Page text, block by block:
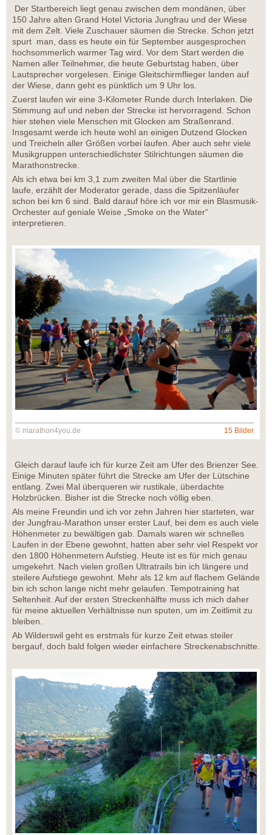
Der Startbereich liegt genau zwischen dem mondänen, über
150 Jahre alten Grand Hotel Victoria Jungfrau und der Wiese
mit dem Zelt. Viele Zuschauer säumen die Strecke. Schon jetzt
spurt man, dass es heute ein für September ausgesprochen
hochsommerlich warmer Tag wird. Vor dem Start werden die
Namen aller Teilnehmer, die heute Geburtstag haben, über
Lautsprecher vorgelesen. Einige Gleitschirmflieger landen auf
der Wiese, dann geht es pünktlich um 9 Uhr los.
Zuerst laufen wir eine 3-Kilometer Runde durch Interlaken. Die
Stimmung auf und neben der Strecke ist hervorragend. Schon
hier stehen viele Menschen mit Glocken am Straßenrand.
Insgesamt werde ich heute wohl an einigen Dutzend Glocken
und Treicheln aller Größen vorbei laufen. Aber auch sehr viele
Musikgruppen unterschiedlichster Stilrichtungen säumen die
Marathonstrecke.
Als ich etwa bei km 3,1 zum zweiten Mal über die Startlinie
laufe, erzählt der Moderator gerade, dass die Spitzenläufer
schon bei km 6 sind. Bald darauf höre ich vor mir ein Blasmusik-
Orchester auf geniale Weise „Smoke on the Water“
interpretieren.
© marathon4you.de 15 Bilder
Gleich darauf laufe ich für kurze Zeit am Ufer des Brienzer See.
Einige Minuten später führt die Strecke am Ufer der Lütschine
entlang. Zwei Mal überqueren wir rustikale, überdachte
Holzbrücken. Bisher ist die Strecke noch völlig eben.
Als meine Freundin und ich vor zehn Jahren hier starteten, war
der Jungfrau-Marathon unser erster Lauf, bei dem es auch viele
Höhenmeter zu bewältigen gab. Damals waren wir schnelles
Laufen in der Ebene gewohnt, hatten aber sehr viel Respekt vor
den 1800 Höhenmetern Aufstieg. Heute ist es für mich genau
umgekehrt. Nach vielen großen Ultratrails bin ich längere und
steilere Aufstiege gewohnt. Mehr als 12 km auf flachem Gelände
bin ich schon lange nicht mehr gelaufen. Tempotraining hat
Seltenheit. Auf der ersten Streckenhälfte muss ich mich daher
für meine aktuellen Verhältnisse nun sputen, um im Zeitlimit zu
bleiben.
Ab Wilderswil geht es erstmals für kurze Zeit etwas steiler
bergauf, doch bald folgen wieder einfachere Streckenabschnitte.